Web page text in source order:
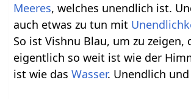
Meeres, welches unendlich ist.
auch etwas zu tun mit
So ist Vishnu Blau, um zu zeigen,
eigentlich so weit ist wie der
ist wie dasWasser. Unendlich